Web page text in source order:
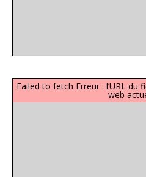
Failed to fetch Erreur : l’URL
web